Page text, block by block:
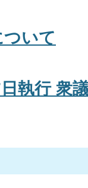
いて
執行 衆